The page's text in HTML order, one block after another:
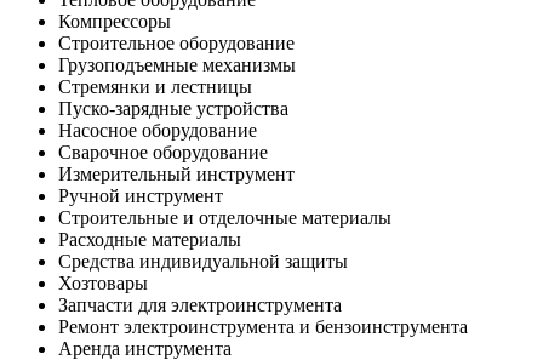
Компрессоры
Строительное оборудование
Грузоподъемные механизмы
Стремянки и лестницы
Пуско-зарядные устройства
Насосное оборудование
Сварочное оборудование
Измерительный инструмент
Ручной инструмент
Строительные и отделочные материалы
Расходные материалы
Средства индивидуальной защиты
Хозтовары
Запчасти для электроинструмента
Ремонт электроинструмента и бензоинструмента
Аренда инструмента